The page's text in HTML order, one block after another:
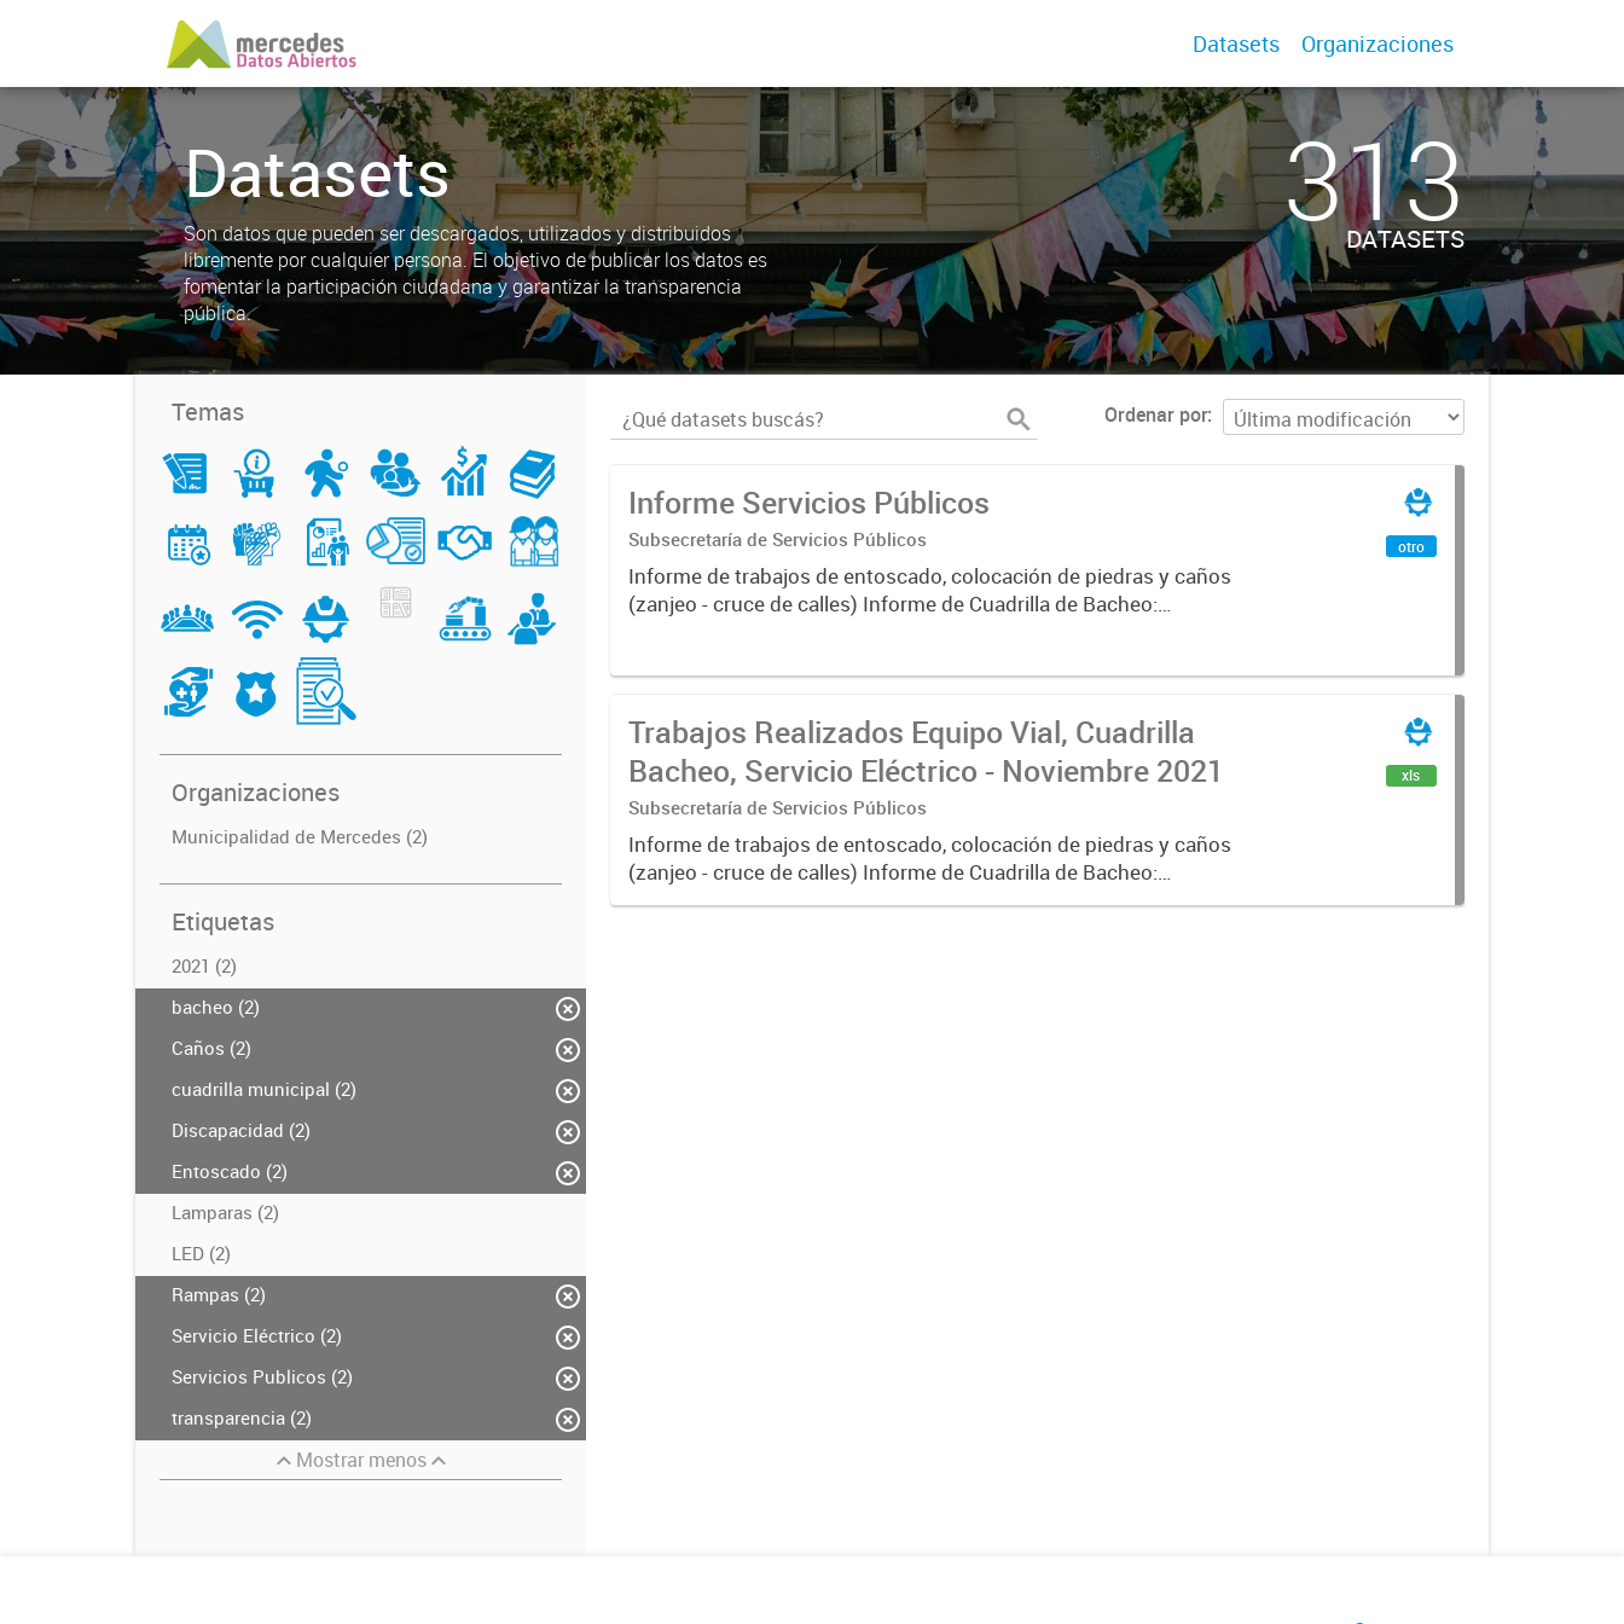
Datasets Organizaciones
Datasets
Son datos que pueden ser descargados, utilizados y distribuidos
libremente por cualquier persona. El objetivo de publicar los datos es
fomentar la participación ciudadana y garantizar la transparencia
pública.
313
DATASETS
Temas
Organizaciones
Municipalidad de Mercedes (2)
Etiquetas
2021 (2)
bacheo (2)
Caños (2)
cuadrilla municipal (2)
Discapacidad (2)
Entoscado (2)
Lamparas (2)
LED (2)
Rampas (2)
Servicio Eléctrico (2)
Servicios Publicos (2)
transparencia (2)
Mostrar menos
Ordenar por
Informe Servicios Públicos
Subsecretaría de Servicios Públicos
Informe de trabajos de entoscado, colocación de piedras y caños
(zanjeo - cruce de calles) Informe de Cuadrilla de Bacheo:
otro
Trabajos Realizados Equipo Vial, Cuadrilla
Bacheo, Servicio Eléctrico - Noviembre 2021
Subsecretaría de Servicios Públicos
Informe de trabajos de entoscado, colocación de piedras y caños
(zanjeo - cruce de calles) Informe de Cuadrilla de Bacheo:
albañilería y construcción, colocación de tapa registro,
xls